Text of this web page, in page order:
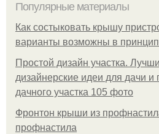
Популярные материалы
Как состыковать крышу
варианты возможны в
Простой дизайн участка.
дизайнерские идеи для дачи и
дачного участка 105 фото
Фронтон крыши из
профнастила